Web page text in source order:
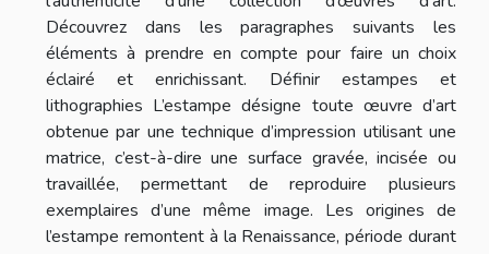
Découvrez dans les paragraphes suivants les
éléments à prendre en compte pour faire un choix
éclairé et enrichissant. Définir estampes et
lithographies L’estampe désigne toute œuvre d’art
obtenue par une technique d’impression utilisant une
matrice, c’est-à-dire une surface gravée, incisée ou
travaillée, permettant de reproduire plusieurs
exemplaires d’une même image. Les origines de
l’estampe remontent à la Renaissance, période durant